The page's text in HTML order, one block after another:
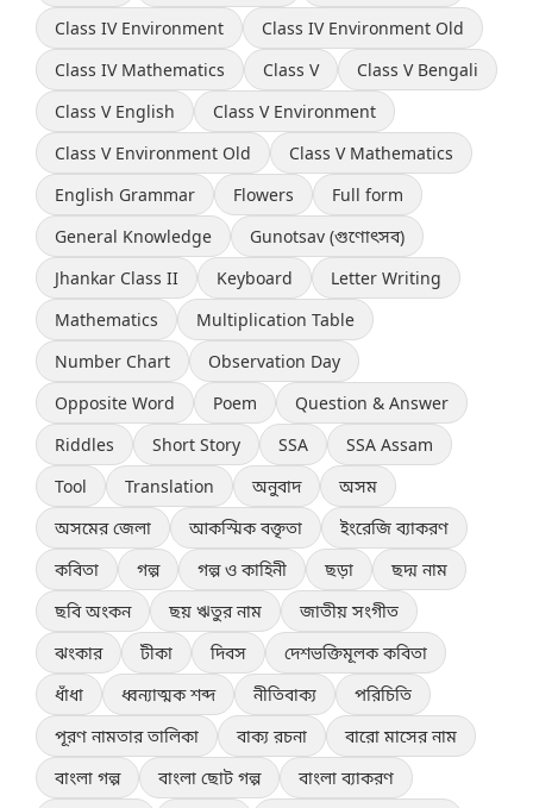
Class IV Environment
Class IV Environment Old
Class IV Mathematics
Class V
Class V Bengali
Class V English
Class V Environment
Class V Environment Old
Class V Mathematics
English Grammar
Flowers
Full form
General Knowledge
Gunotsav (গুণোৎসব)
Jhankar Class II
Keyboard
Letter Writing
Mathematics
Multiplication Table
Number Chart
Observation Day
Opposite Word
Poem
Question & Answer
Riddles
Short Story SSA
SSA Assam
Tool
Translation অনুবাদ
অসম
অসমের জেলা
আকস্মিক বক্তৃতা
ইংরেজি ব্যাকরণ
কবিতা
গল্প গল্প ও কাহিনী ছড়া
ছদ্ম নাম
ছবি অংকন
ছয় ঋতুর নাম
জাতীয় সংগীত
ঝংকার
টীকা দিবস
দেশভক্তিমূলক কবিতা
ধাঁধা
ধ্বন্যাত্মক শব্দ নীতিবাক্য
পরিচিতি
পূরণ নামতার তালিকা
বাক্য রচনা
বারো মাসের নাম
বাংলা গল্প
বাংলা ছোট গল্প বাংলা ব্যাকরণ